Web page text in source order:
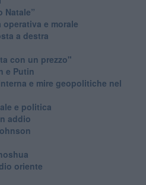
Natale”
e morale
a destra
con un prezzo"
e Putin
e mire geopolitiche nel
e politica
addio
oriente